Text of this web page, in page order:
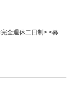
全週休二日制> <募